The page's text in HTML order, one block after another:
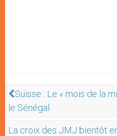
Suisse : Le « mois de la
le Sénégal
La croix des JMJ bientôt